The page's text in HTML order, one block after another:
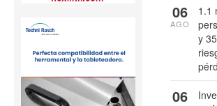
1.1
y
06
AGO
06